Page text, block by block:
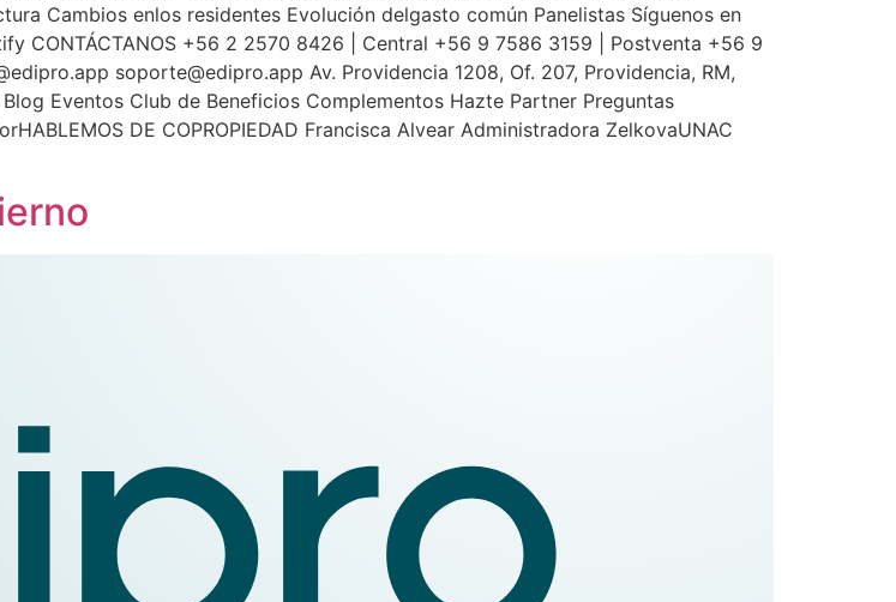
Cambios enlos residentes Evolución delgasto común Panelistas Síguenos en
CONTÁCTANOS +56 2 2570 8426 | Central +56 9 7586 3159 | Postventa +56 9
soporte@edipro.app Av. Providencia 1208, Of. 207, Providencia, RM,
Eventos Club de Beneficios Complementos Hazte Partner Preguntas
DE COPROPIEDAD Francisca Alvear Administradora ZelkovaUNAC